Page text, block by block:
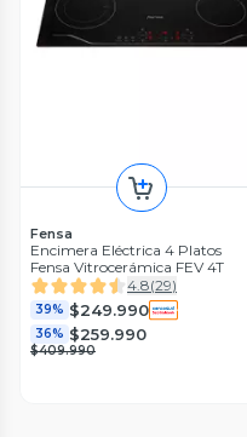
Fensa
Encimera Eléctrica 4 Platos
Fensa Vitrocerámica FEV 4T
4.8(29)
39% $249.990
36% $259.990
$409.990